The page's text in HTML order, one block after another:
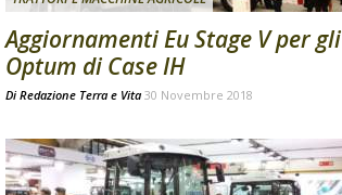
Aggiornamenti Eu Stage V per gli
Optum di Case IH
Di Redazione Terra e Vita 30 Novembre 2018